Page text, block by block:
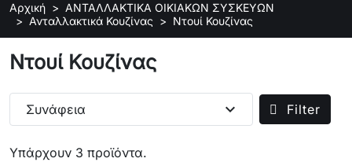
Αρχική
ΑΝΤΑΛΛΑΚΤΙΚΑ ΟΙΚΙΑΚΩΝ ΣΥΣΚΕΥΩΝ
Ανταλλακτικά Κουζίνας
Ντουί Κουζίνας
Ντουί Κουζίνας
Υπάρχουν 3 προϊόντα.
Συνάφεια expand_more Filter